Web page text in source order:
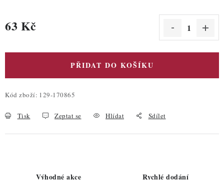
63 Kč
PŘIDAT DO KOŠÍKU
Kód zboží: 129-170865
Tisk Zeptat se Hlídat Sdílet
Výhodné akce Rychlé dodání